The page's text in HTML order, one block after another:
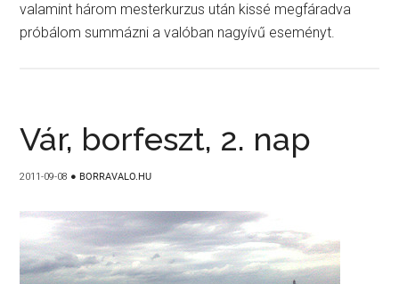
valamint három mesterkurzus után kissé megfáradva
próbálom summázni a valóban nagyívű eseményt.
Vár, borfeszt, 2. nap
2011-09-08 ● BORRAVALO.HU